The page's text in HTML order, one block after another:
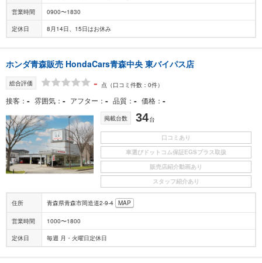
営業時間 0900〜1830
定休日 8月14日、15日はお休み
ホンダ青森販売 HondaCars青森中央 東バイパス店
総合評価 - 点 （口コミ件数：0件）
接客 - 雰囲気 - アフター - 品質 - 価格 -
掲載台数 34台
口コミあり
車選びドットコム保証EGSプラス取扱
販売店紹介動画あり
スタッフ紹介あり
住所 青森県青森市岡造道2-9-4 MAP
営業時間 1000〜1800
定休日 毎週 月・火曜日定休日